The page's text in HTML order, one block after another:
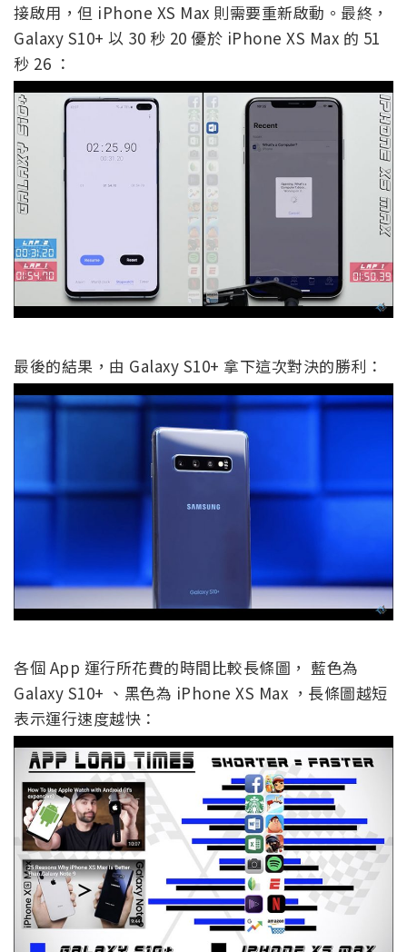
接啟用，但 iPhone XS Max 則需要重新啟動。最終，
Galaxy S10+ 以 30 秒 20 優於 iPhone XS Max 的 51
秒 26 ：
最後的結果，由 Galaxy S10+ 拿下這次對決的勝利：
各個 App 運行所花費的時間比較長條圖， 藍色為
Galaxy S10+ 、黑色為 iPhone XS Max ，長條圖越短
表示運行速度越快：